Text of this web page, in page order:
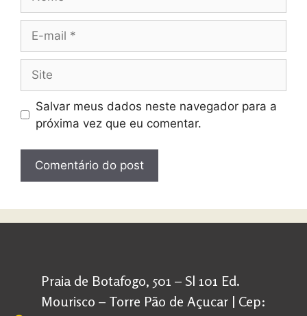
Salvar meus dados neste navegador para a
próxima vez que eu comentar.
Praia de Botafogo, 501 – Sl 101 Ed.
Mourisco – Torre Pão de Açucar | Cep: